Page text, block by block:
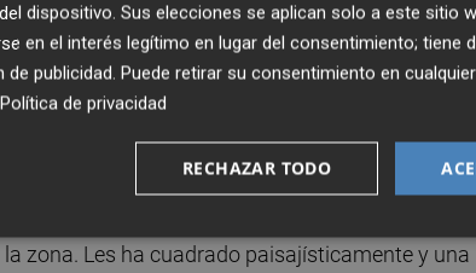
No solo no ha dinamizado la zona, sino
donde tocar, a no ser que vayas al Corb, un
seis actuaciones al año, porque el
actuaciones, pero por su naturaleza no
grandes, a menudo despegados de
zona. Les ha cuadrado paisajísticamente y una
dispositivo. Sus elecciones se aplican solo a este sitio
en el interés legítimo en lugar del consentimiento; tiene
de publicidad. Puede retirar su consentimiento en
Política de privacidad
RECHAZAR TODO